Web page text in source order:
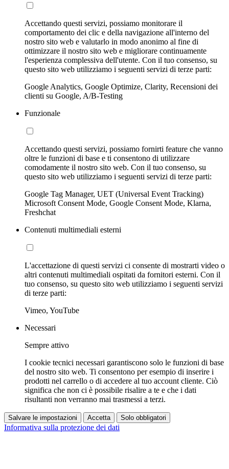
Accettando questi servizi, possiamo monitorare il
comportamento dei clic e della navigazione all'interno del
nostro sito web e valutarlo in modo anonimo al fine di
ottimizzare il nostro sito web e migliorare continuamente
l'esperienza complessiva dell'utente. Con il tuo consenso, su
questo sito web utilizziamo i seguenti servizi di terze parti:
Google Analytics, Google Optimize, Clarity, Recensioni dei
clienti su Google, A/B-Testing
Funzionale
Accettando questi servizi, possiamo fornirti feature che vanno
oltre le funzioni di base e ti consentono di utilizzare
comodamente il nostro sito web. Con il tuo consenso, su
questo sito web utilizziamo i seguenti servizi di terze parti:
Google Tag Manager, UET (Universal Event Tracking)
Microsoft Consent Mode, Google Consent Mode, Klarna,
Freshchat
Contenuti multimediali esterni
L'accettazione di questi servizi ci consente di mostrarti video o
altri contenuti multimediali ospitati da fornitori esterni. Con il
tuo consenso, su questo sito web utilizziamo i seguenti servizi
di terze parti:
Vimeo, YouTube
Necessari
Sempre attivo
I cookie tecnici necessari garantiscono solo le funzioni di base
del nostro sito web. Ti consentono per esempio di inserire i
prodotti nel carrello o di accedere al tuo account cliente. Ciò
significa che non ci è possibile risalire a te e che i dati
risultanti non verranno mai trasmessi a terzi.
Salvare le impostazioni Accetta Solo obbligatori
Informativa sulla protezione dei dati